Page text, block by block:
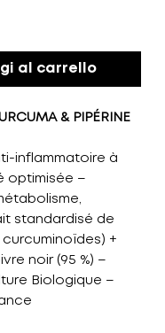
al carrello
& PIPÉRINE
inflammatoire à
optimisée –
standardisé de
curcuminoïdes) +
noir (95 %) –
Biologique –